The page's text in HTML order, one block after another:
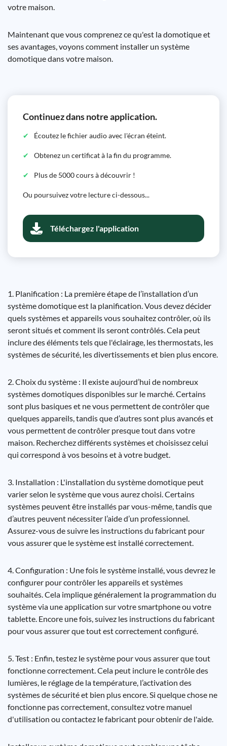
votre maison.
Maintenant que vous comprenez ce qu'est la domotique et
ses avantages, voyons comment installer un système
domotique dans votre maison.
Continuez dans notre application.
Écoutez le fichier audio avec l'écran éteint.
Obtenez un certificat à la fin du programme.
Plus de 5000 cours à découvrir !
Ou poursuivez votre lecture ci-dessous...
Téléchargez l'application
1. Planification : La première étape de l’installation d’un
système domotique est la planification. Vous devez décider
quels systèmes et appareils vous souhaitez contrôler, où ils
seront situés et comment ils seront contrôlés. Cela peut
inclure des éléments tels que l'éclairage, les thermostats, les
systèmes de sécurité, les divertissements et bien plus encore.
2. Choix du système : Il existe aujourd’hui de nombreux
systèmes domotiques disponibles sur le marché. Certains
sont plus basiques et ne vous permettent de contrôler que
quelques appareils, tandis que d’autres sont plus avancés et
vous permettent de contrôler presque tout dans votre
maison. Recherchez différents systèmes et choisissez celui
qui correspond à vos besoins et à votre budget.
3. Installation : L'installation du système domotique peut
varier selon le système que vous aurez choisi. Certains
systèmes peuvent être installés par vous-même, tandis que
d’autres peuvent nécessiter l’aide d’un professionnel.
Assurez-vous de suivre les instructions du fabricant pour
vous assurer que le système est installé correctement.
4. Configuration : Une fois le système installé, vous devrez le
configurer pour contrôler les appareils et systèmes
souhaités. Cela implique généralement la programmation du
système via une application sur votre smartphone ou votre
tablette. Encore une fois, suivez les instructions du fabricant
pour vous assurer que tout est correctement configuré.
5. Test : Enfin, testez le système pour vous assurer que tout
fonctionne correctement. Cela peut inclure le contrôle des
lumières, le réglage de la température, l’activation des
systèmes de sécurité et bien plus encore. Si quelque chose ne
fonctionne pas correctement, consultez votre manuel
d'utilisation ou contactez le fabricant pour obtenir de l'aide.